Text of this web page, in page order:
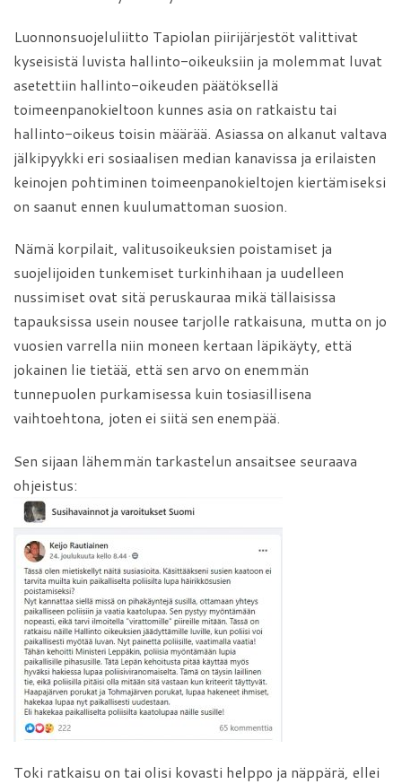
Luonnonsuojeluliitto Tapiolan piirijärjestöt valittivat
kyseisistä luvista hallinto-oikeuksiin ja molemmat luvat
asetettiin hallinto-oikeuden päätöksellä
toimeenpanokieltoon kunnes asia on ratkaistu tai
hallinto-oikeus toisin määrää. Asiassa on alkanut valtava
jälkipyykki eri sosiaalisen median kanavissa ja erilaisten
keinojen pohtiminen toimeenpanokieltojen kiertämiseksi
on saanut ennen kuulumattoman suosion.
Nämä korpilait, valitusoikeuksien poistamiset ja
suojelijoiden tunkemiset turkinhihaan ja uudelleen
nussimiset ovat sitä peruskauraa mikä tällaisissa
tapauksissa usein nousee tarjolle ratkaisuna, mutta on jo
vuosien varrella niin moneen kertaan läpikäyty, että
jokainen lie tietää, että sen arvo on enemmän
tunnepuolen purkamisessa kuin tosiasillisena
vaihtoehtona, joten ei siitä sen enempää.
Sen sijaan lähemmän tarkastelun ansaitsee seuraava
ohjeistus:
Toki ratkaisu on tai olisi kovasti helppo ja näppärä, ellei